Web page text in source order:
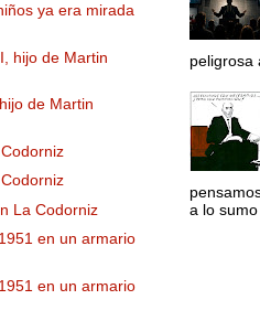
ya era mirada
hijo de Martin
de Martin
La Codorniz
en un armario
en un armario
peligrosa
a lo sumo